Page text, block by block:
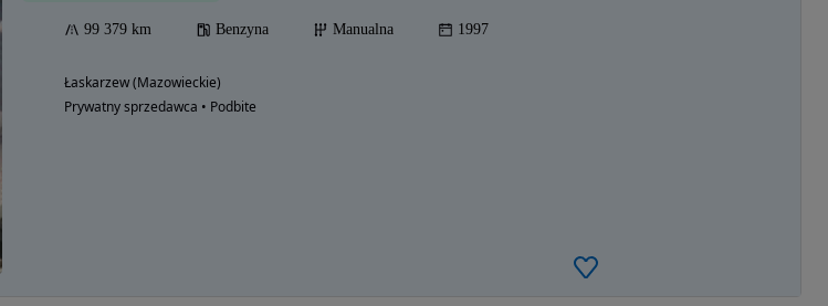
99 379 km Benzyna Manualna 1997
Łaskarzew (Mazowieckie)
Prywatny sprzedawca • Podbite